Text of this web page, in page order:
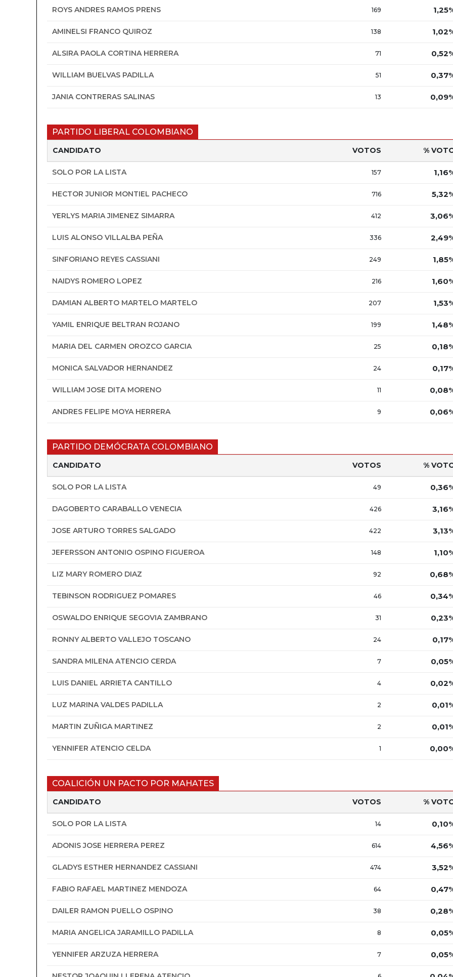
ROYS ANDRES RAMOS PRENS 169
AMINELSI FRANCO QUIROZ 138
ALSIRA PAOLA CORTINA HERRERA 71
WILLIAM BUELVAS PADILLA 51
JANIA CONTRERAS SALINAS 13
PARTIDO LIBERAL COLOMBIANO
CANDIDATO VOTOS %
SOLO POR LA LISTA 157
HECTOR JUNIOR MONTIEL PACHECO 716
YERLYS MARIA JIMENEZ SIMARRA 412
LUIS ALONSO VILLALBA PEÑA 336
SINFORIANO REYES CASSIANI 249
NAIDYS ROMERO LOPEZ 216
DAMIAN ALBERTO MARTELO MARTELO 207
YAMIL ENRIQUE BELTRAN ROJANO 199
MARIA DEL CARMEN OROZCO GARCIA 25
MONICA SALVADOR HERNANDEZ 24
WILLIAM JOSE DITA MORENO 11
ANDRES FELIPE MOYA HERRERA 9
PARTIDO DEMÓCRATA COLOMBIANO
CANDIDATO VOTOS %
SOLO POR LA LISTA 49
DAGOBERTO CARABALLO VENECIA 426
JOSE ARTURO TORRES SALGADO 422
JEFERSSON ANTONIO OSPINO FIGUEROA 148
LIZ MARY ROMERO DIAZ 92
TEBINSON RODRIGUEZ POMARES 46
OSWALDO ENRIQUE SEGOVIA ZAMBRANO 31
RONNY ALBERTO VALLEJO TOSCANO 24
SANDRA MILENA ATENCIO CERDA 7
LUIS DANIEL ARRIETA CANTILLO 4
LUZ MARINA VALDES PADILLA 2
MARTIN ZUÑIGA MARTINEZ 2
YENNIFER ATENCIO CELDA 1
COALICIÓN UN PACTO POR MAHATES
CANDIDATO VOTOS %
SOLO POR LA LISTA 14
ADONIS JOSE HERRERA PEREZ 614
GLADYS ESTHER HERNANDEZ CASSIANI 474
FABIO RAFAEL MARTINEZ MENDOZA 64
DAILER RAMON PUELLO OSPINO 38
MARIA ANGELICA JARAMILLO PADILLA 8
YENNIFER ARZUZA HERRERA 7